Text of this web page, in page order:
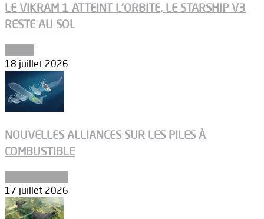
LE VIKRAM 1 ATTEINT L’ORBITE, LE STARSHIP V3
RESTE AU SOL
18 juillet 2026
NOUVELLES ALLIANCES SUR LES PILES À
COMBUSTIBLE
17 juillet 2026